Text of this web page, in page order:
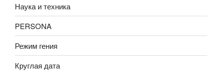
Наука и техника
PERSONA
Режим гения
Круглая дата